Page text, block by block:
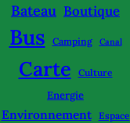
Bateau Boutique
Bus Camping Canal
Carte Culture
Energie
Environnement Espace